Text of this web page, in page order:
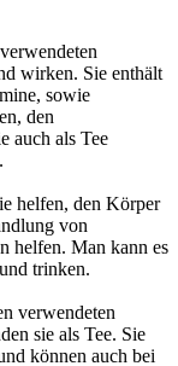
wirken. Sie enthält
sowie
den
auch als Tee
helfen, den Körper
von
helfen. Man kann es
trinken.
verwendeten
sie als Tee. Sie
können auch bei